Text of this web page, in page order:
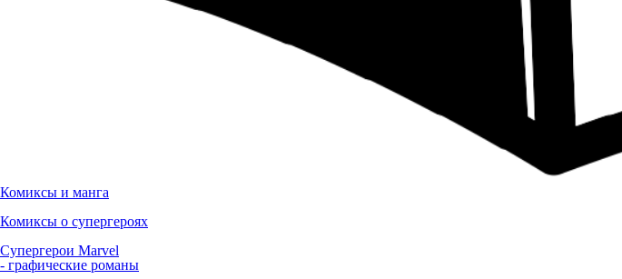
Комиксы и манга
Комиксы о супергероях
Супергерои Marvel
- графические романы